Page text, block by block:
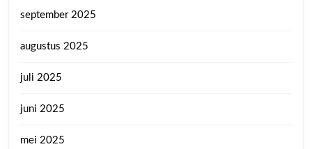
september 2025
augustus 2025
juli 2025
juni 2025
mei 2025